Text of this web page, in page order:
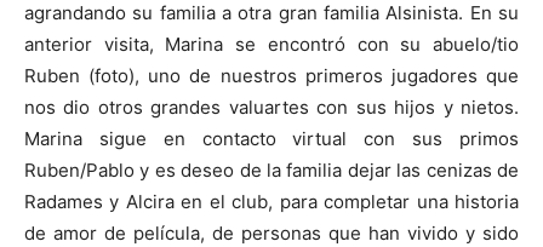
agrandando su familia a otra gran familia Alsinista. En su
anterior visita, Marina se encontró con su abuelo/tio
Ruben (foto), uno de nuestros primeros jugadores que
nos dio otros grandes valuartes con sus hijos y nietos.
Marina sigue en contacto virtual con sus primos
Ruben/Pablo y es deseo de la familia dejar las cenizas de
Radames y Alcira en el club, para completar una historia
de amor de película, de personas que han vivido y sido